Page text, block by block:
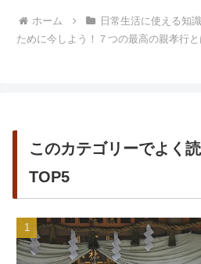
ホーム 日常生活に使える知
ために今しよう！７つの最高の親孝行と
このカテゴリーでよく
TOP5